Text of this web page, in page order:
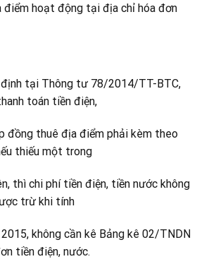
điểm hoạt động tại địa chỉ hóa đơn
tại Thông tư 78/2014/TT-BTC,
toán tiền điện,
đồng thuê địa điểm phải kèm theo
thiếu một trong
thì chi phí tiền điện, tiền nước không
trừ khi tính
không cần kê Bảng kê 02/TNDN
tiền điện, nước.